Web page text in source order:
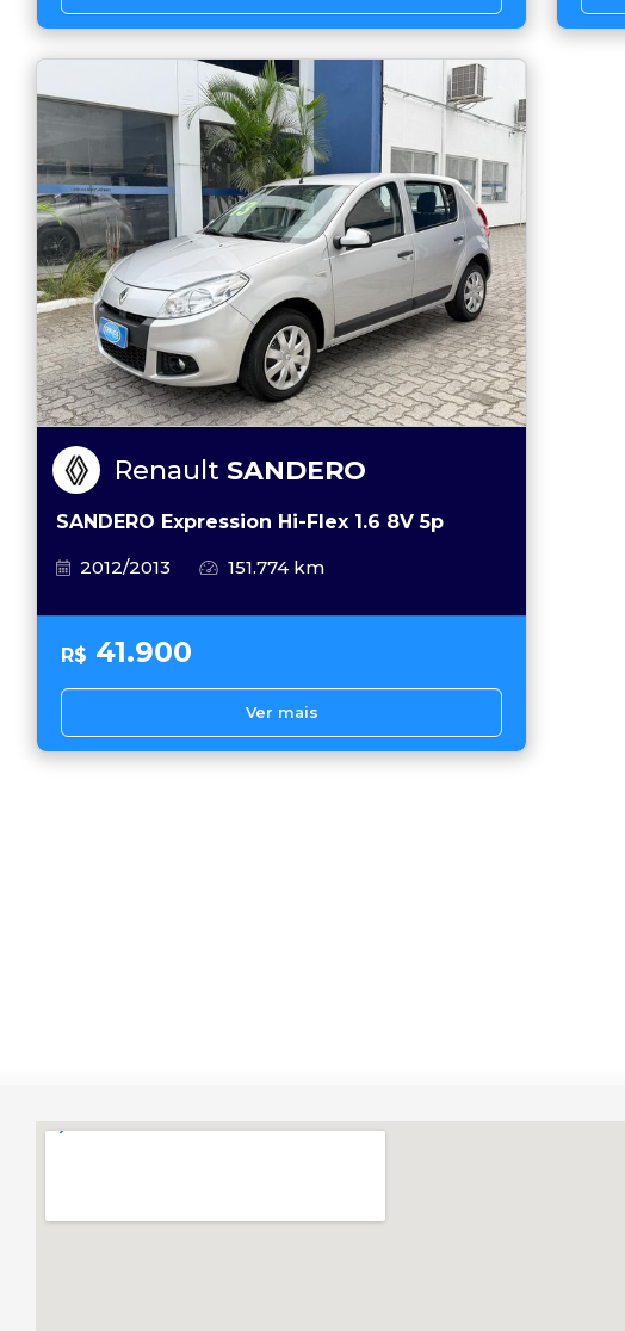
Renault SANDERO
SANDERO Expression Hi-Flex 1.6 8V 5p
2012/2013
151.774 km
R$ 41.900
Ver mais